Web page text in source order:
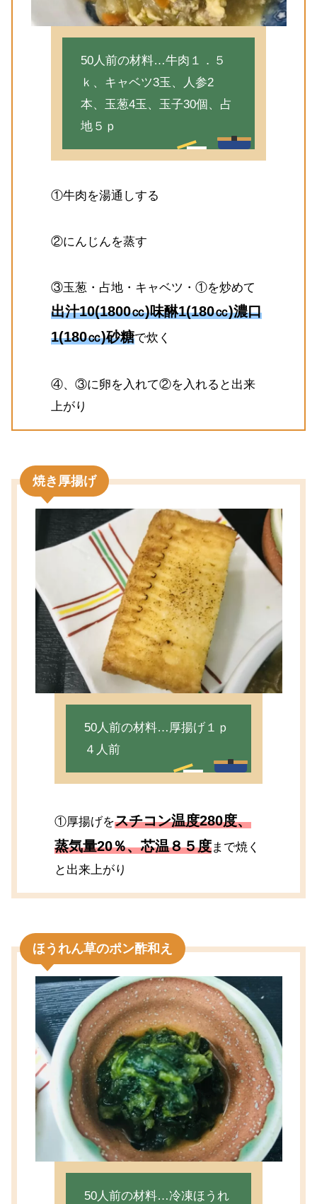
50人前の材料…牛肉１．５
ｋ、キャベツ3玉、人参2
本、玉葱4玉、玉子30個、占
地５ｐ
①牛肉を湯通しする
②にんじんを蒸す
③玉葱・占地・キャベツ・①を炒めて
出汁10(1800㏄)味醂1(180㏄)濃口
1(180㏄)砂糖で炊く
④、③に卵を入れて②を入れると出来
上がり
焼き厚揚げ
50人前の材料…厚揚げ１ｐ
４人前
①厚揚げをスチコン温度280度、
蒸気量20％、芯温８５度まで焼く
と出来上がり
ほうれん草のポン酢和え
50人前の材料…冷凍ほうれ